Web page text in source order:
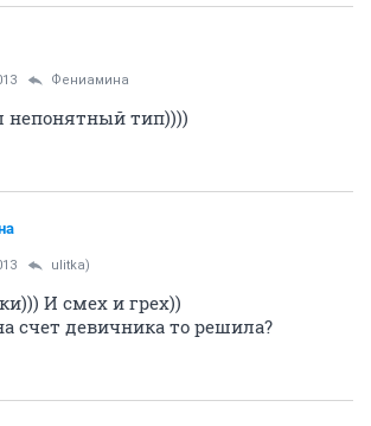
Фениамина
непонятный тип))))
ulitka)
И смех и грех))
счет девичника то решила?